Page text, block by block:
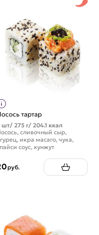
тартар
шт/ 275 г/ 204.1 ккал
сливочный сыр,
икра масаго, чука,
соус, кунжут
руб.